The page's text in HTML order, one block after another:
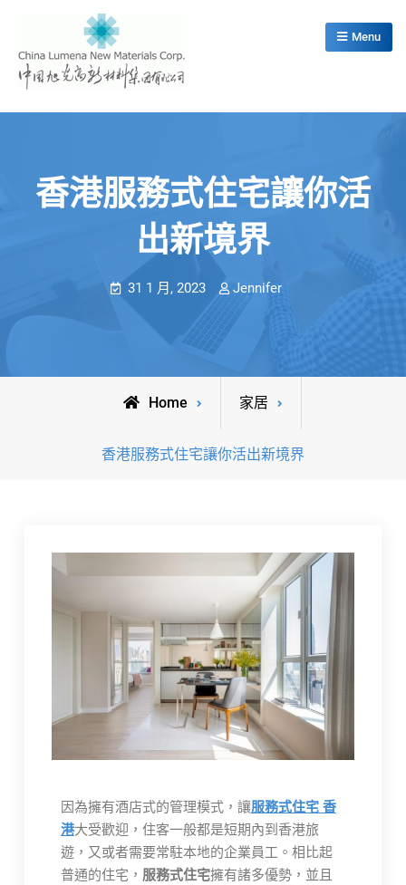
content
China Lumena New Materials Corp.
Menu
香港服務式住宅讓你活
出新境界
31 1 月, 2023 Jennifer
Home 家居
香港服務式住宅讓你活出新境界
因為擁有酒店式的管理模式，讓服務式住宅 香
港大受歡迎，住客一般都是短期內到香港旅
遊，又或者需要常駐本地的企業員工。相比起
普通的住宅， 服務式住宅擁有諸多優勢，並且